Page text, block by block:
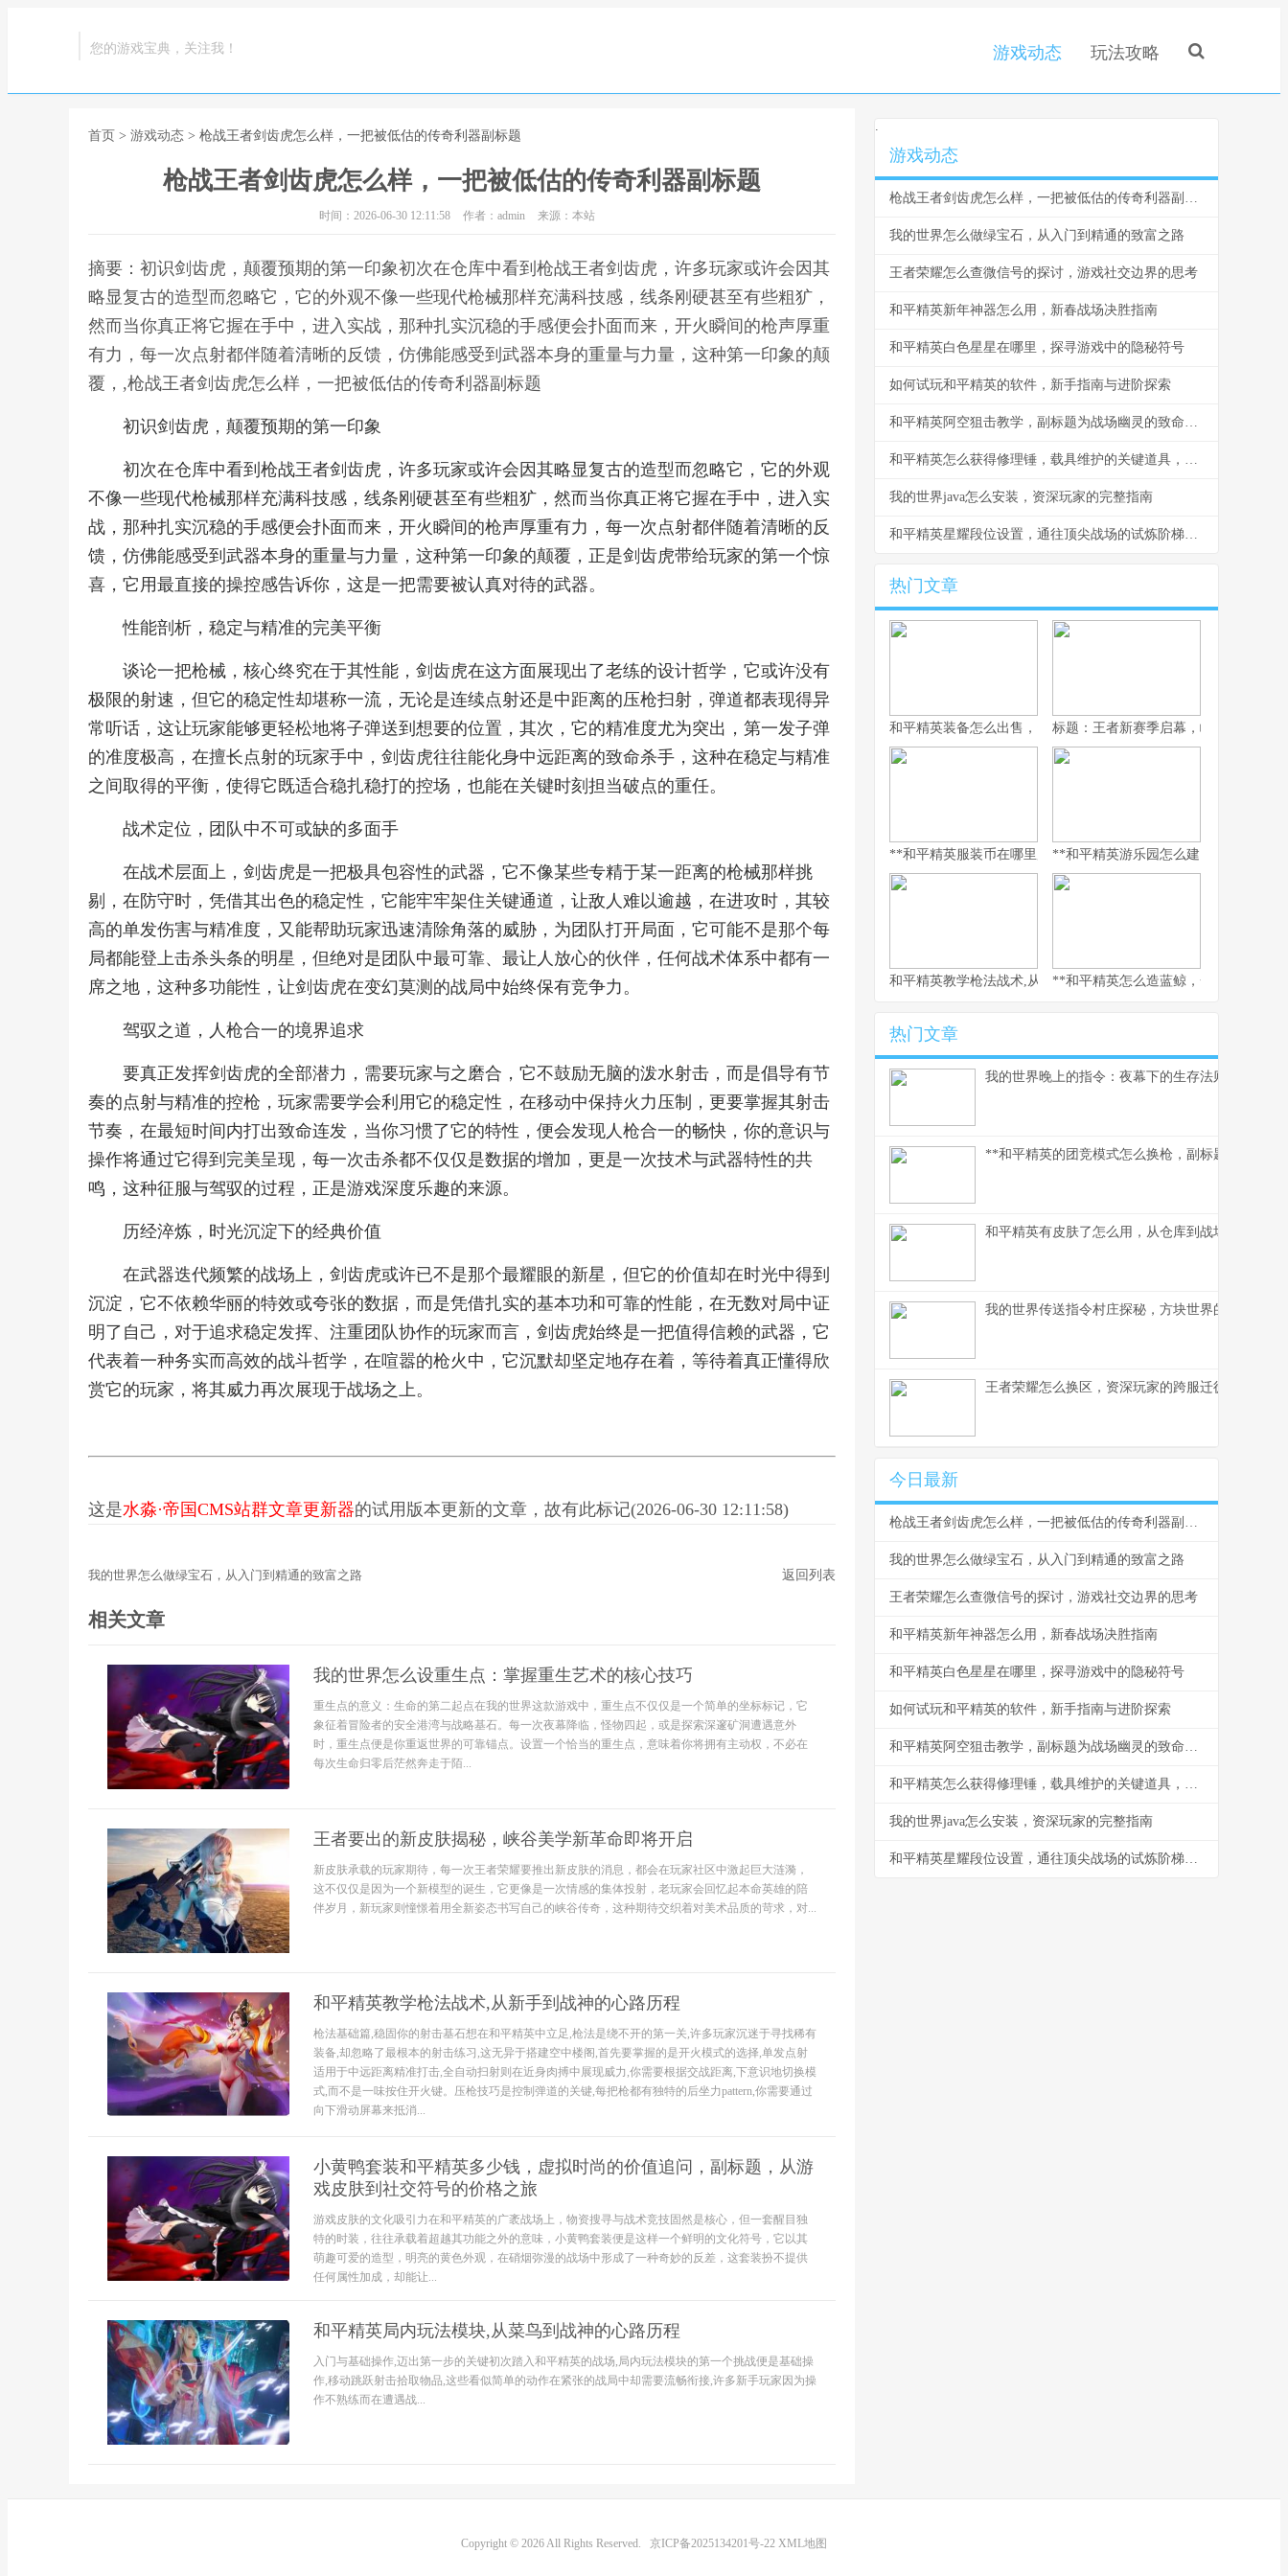
您的游戏宝典，关注我！ 游戏动态 玩法攻略
首页 > 游戏动态 > 枪战王者剑齿虎怎么样，一把被低估的传奇利器副标题
枪战王者剑齿虎怎么样，一把被低估的传奇利器副标题
时间：2026-06-30 12:11:58 作者：admin 来源：本站
摘要：初识剑齿虎，颠覆预期的第一印象初次在仓库中看到枪战王者剑齿虎，许多玩家或许会因其
略显复古的造型而忽略它，它的外观不像一些现代枪械那样充满科技感，线条刚硬甚至有些粗犷，
然而当你真正将它握在手中，进入实战，那种扎实沉稳的手感便会扑面而来，开火瞬间的枪声厚重
有力，每一次点射都伴随着清晰的反馈，仿佛能感受到武器本身的重量与力量，这种第一印象的颠
覆，,枪战王者剑齿虎怎么样，一把被低估的传奇利器副标题
初识剑齿虎，颠覆预期的第一印象
初次在仓库中看到枪战王者剑齿虎，许多玩家或许会因其略显复古的造型而忽略它，它的外观
不像一些现代枪械那样充满科技感，线条刚硬甚至有些粗犷，然而当你真正将它握在手中，进入实
战，那种扎实沉稳的手感便会扑面而来，开火瞬间的枪声厚重有力，每一次点射都伴随着清晰的反
馈，仿佛能感受到武器本身的重量与力量，这种第一印象的颠覆，正是剑齿虎带给玩家的第一个惊
喜，它用最直接的操控感告诉你，这是一把需要被认真对待的武器。
性能剖析，稳定与精准的完美平衡
谈论一把枪械，核心终究在于其性能，剑齿虎在这方面展现出了老练的设计哲学，它或许没有
极限的射速，但它的稳定性却堪称一流，无论是连续点射还是中距离的压枪扫射，弹道都表现得异
常听话，这让玩家能够更轻松地将子弹送到想要的位置，其次，它的精准度尤为突出，第一发子弹
的准度极高，在擅长点射的玩家手中，剑齿虎往往能化身中远距离的致命杀手，这种在稳定与精准
之间取得的平衡，使得它既适合稳扎稳打的控场，也能在关键时刻担当破点的重任。
战术定位，团队中不可或缺的多面手
在战术层面上，剑齿虎是一把极具包容性的武器，它不像某些专精于某一距离的枪械那样挑
剔，在防守时，凭借其出色的稳定性，它能牢牢架住关键通道，让敌人难以逾越，在进攻时，其较
高的单发伤害与精准度，又能帮助玩家迅速清除角落的威胁，为团队打开局面，它可能不是那个每
局都能登上击杀头条的明星，但绝对是团队中最可靠、最让人放心的伙伴，任何战术体系中都有一
席之地，这种多功能性，让剑齿虎在变幻莫测的战局中始终保有竞争力。
驾驭之道，人枪合一的境界追求
要真正发挥剑齿虎的全部潜力，需要玩家与之磨合，它不鼓励无脑的泼水射击，而是倡导有节
奏的点射与精准的控枪，玩家需要学会利用它的稳定性，在移动中保持火力压制，更要掌握其射击
节奏，在最短时间内打出致命连发，当你习惯了它的特性，便会发现人枪合一的畅快，你的意识与
操作将通过它得到完美呈现，每一次击杀都不仅仅是数据的增加，更是一次技术与武器特性的共
鸣，这种征服与驾驭的过程，正是游戏深度乐趣的来源。
历经淬炼，时光沉淀下的经典价值
在武器迭代频繁的战场上，剑齿虎或许已不是那个最耀眼的新星，但它的价值却在时光中得到
沉淀，它不依赖华丽的特效或夸张的数据，而是凭借扎实的基本功和可靠的性能，在无数对局中证
明了自己，对于追求稳定发挥、注重团队协作的玩家而言，剑齿虎始终是一把值得信赖的武器，它
代表着一种务实而高效的战斗哲学，在喧嚣的枪火中，它沉默却坚定地存在着，等待着真正懂得欣
赏它的玩家，将其威力再次展现于战场之上。
这是水淼·帝国CMS站群文章更新器的试用版本更新的文章，故有此标记(2026-06-30 12:11:58)
我的世界怎么做绿宝石，从入门到精通的致富之路 返回列表
相关文章
我的世界怎么设重生点：掌握重生艺术的核心技巧
重生点的意义：生命的第二起点在我的世界这款游戏中，重生点不仅仅是一个简单的坐标标记，它
象征着冒险者的安全港湾与战略基石。每一次夜幕降临，怪物四起，或是探索深邃矿洞遭遇意外
时，重生点便是你重返世界的可靠锚点。设置一个恰当的重生点，意味着你将拥有主动权，不必在
每次生命归零后茫然奔走于陌...
王者要出的新皮肤揭秘，峡谷美学新革命即将开启
新皮肤承载的玩家期待，每一次王者荣耀要推出新皮肤的消息，都会在玩家社区中激起巨大涟漪，
这不仅仅是因为一个新模型的诞生，它更像是一次情感的集体投射，老玩家会回忆起本命英雄的陪
伴岁月，新玩家则憧憬着用全新姿态书写自己的峡谷传奇，这种期待交织着对美术品质的苛求，对...
和平精英教学枪法战术,从新手到战神的心路历程
枪法基础篇,稳固你的射击基石想在和平精英中立足,枪法是绕不开的第一关,许多玩家沉迷于寻找稀有
装备,却忽略了最根本的射击练习,这无异于搭建空中楼阁,首先要掌握的是开火模式的选择,单发点射
适用于中远距离精准打击,全自动扫射则在近身肉搏中展现威力,你需要根据交战距离,下意识地切换模
式,而不是一味按住开火键。压枪技巧是控制弹道的关键,每把枪都有独特的后坐力pattern,你需要通过
向下滑动屏幕来抵消...
小黄鸭套装和平精英多少钱，虚拟时尚的价值追问，副标题，从游
戏皮肤到社交符号的价格之旅
游戏皮肤的文化吸引力在和平精英的广袤战场上，物资搜寻与战术竞技固然是核心，但一套醒目独
特的时装，往往承载着超越其功能之外的意味，小黄鸭套装便是这样一个鲜明的文化符号，它以其
萌趣可爱的造型，明亮的黄色外观，在硝烟弥漫的战场中形成了一种奇妙的反差，这套装扮不提供
任何属性加成，却能让...
和平精英局内玩法模块,从菜鸟到战神的心路历程
入门与基础操作,迈出第一步的关键初次踏入和平精英的战场,局内玩法模块的第一个挑战便是基础操
作,移动跳跃射击拾取物品,这些看似简单的动作在紧张的战局中却需要流畅衔接,许多新手玩家因为操
作不熟练而在遭遇战...
.
游戏动态
枪战王者剑齿虎怎么样，一把被低估的传奇利器副标题
我的世界怎么做绿宝石，从入门到精通的致富之路
王者荣耀怎么查微信号的探讨，游戏社交边界的思考
和平精英新年神器怎么用，新春战场决胜指南
和平精英白色星星在哪里，探寻游戏中的隐秘符号
如何试玩和平精英的软件，新手指南与进阶探索
和平精英阿空狙击教学，副标题为战场幽灵的致命艺术
和平精英怎么获得修理锤，载具维护的关键道具，副标题，修理锤获取与使用全解析
我的世界java怎么安装，资深玩家的完整指南
和平精英星耀段位设置，通往顶尖战场的试炼阶梯副标题
热门文章
和平精英装备怎么出售，资深玩家的交易谋略副标题，虚拟战场的
标题：王者新赛季启幕，峡谷变革与玩
**和平精英服装币在哪里用，老兵的时尚购物指南，副标题，揭秘
**和平精英游乐园怎么建：从虚拟战场
和平精英教学枪法战术,从新手到战神的心路历程
**和平精英怎么造蓝鲸，一场虚拟海洋
热门文章
我的世界晚上的指令：夜幕下的生存法则
**和平精英的团竞模式怎么换枪，副标题为短兵相
和平精英有皮肤了怎么用，从仓库到战场的战术美
我的世界传送指令村庄探秘，方块世界的瞬间移
王者荣耀怎么换区，资深玩家的跨服迁徙指南，副
今日最新
枪战王者剑齿虎怎么样，一把被低估的传奇利器副标题
我的世界怎么做绿宝石，从入门到精通的致富之路
王者荣耀怎么查微信号的探讨，游戏社交边界的思考
和平精英新年神器怎么用，新春战场决胜指南
和平精英白色星星在哪里，探寻游戏中的隐秘符号
如何试玩和平精英的软件，新手指南与进阶探索
和平精英阿空狙击教学，副标题为战场幽灵的致命艺术
和平精英怎么获得修理锤，载具维护的关键道具，副标题，修理锤获取与使用全解析
我的世界java怎么安装，资深玩家的完整指南
和平精英星耀段位设置，通往顶尖战场的试炼阶梯副标题
Copyright © 2026 All Rights Reserved. 京ICP备2025134201号-22 XML地图